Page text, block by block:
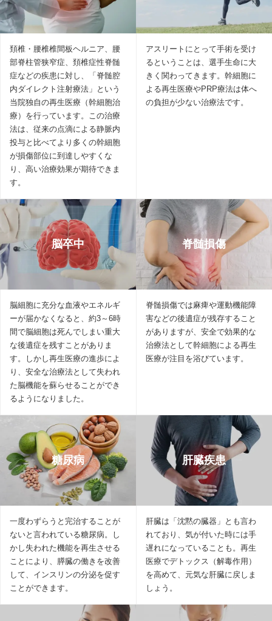
頚椎・腰椎椎間板ヘルニア、腰
部脊柱管狭窄症、頚椎症性脊髄
症などの疾患に対し、「脊髄腔
内ダイレクト注射療法」という
当院独自の再生医療（幹細胞治
療）を行っています。この治療
法は、従来の点滴による静脈内
投与と比べてより多くの幹細胞
が損傷部位に到達しやすくな
り、高い治療効果が期待できま
す。
アスリートにとって手術を受け
るということは、選手生命に大
きく関わってきます。幹細胞に
よる再生医療やPRP療法は体へ
の負担が少ない治療法です。
脳卒中
脳細胞に充分な血液やエネルギ
ーが届かなくなると、約3～6時
間で脳細胞は死んでしまい重大
な後遺症を残すことがありま
す。しかし再生医療の進歩によ
り、安全な治療法として失われ
た脳機能を蘇らせることができ
るようになりました。
脊髄損傷
脊髄損傷では麻痺や運動機能障
害などの後遺症が残存すること
がありますが、安全で効果的な
治療法として幹細胞による再生
医療が注目を浴びています。
糖尿病
一度わずらうと完治することが
ないと言われている糖尿病。し
かし失われた機能を再生させる
ことにより、膵臓の働きを改善
して、インスリンの分泌を促す
ことができます。
肝臓疾患
肝臓は「沈黙の臓器」とも言わ
れており、気が付いた時には手
遅れになっていることも。再生
医療でデトックス（解毒作用）
を高めて、元気な肝臓に戻しま
しょう。